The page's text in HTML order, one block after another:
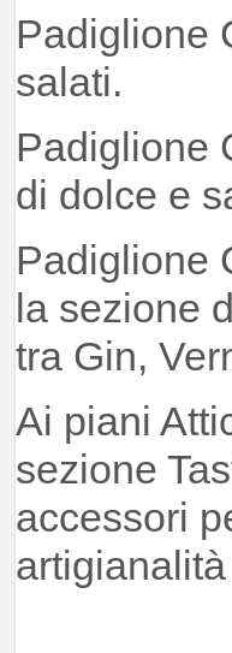
Padiglione
salati.
Padiglione
di dolce e
Padiglione
la sezione
tra Gin,
Ai piani
sezione
accessori